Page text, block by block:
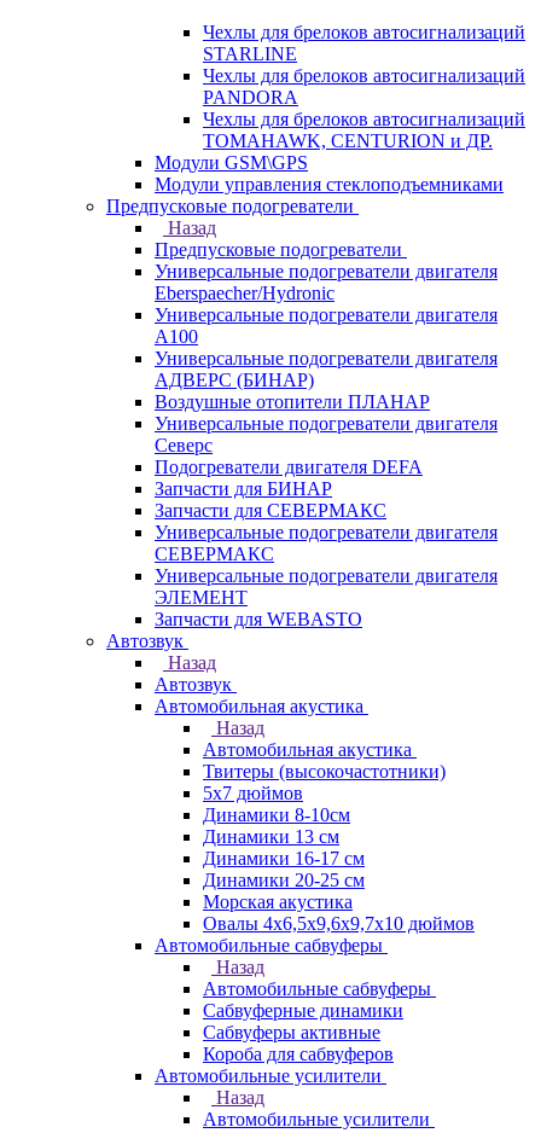
Чехлы для брелоков автосигнализаций
STARLINE
Чехлы для брелоков автосигнализаций
PANDORA
Чехлы для брелоков автосигнализаций
TOMAHAWK, CENTURION и ДР.
Модули GSM\GPS
Модули управления стеклоподъемниками
Предпусковые подогреватели
Назад
Предпусковые подогреватели
Универсальные подогреватели двигателя
Eberspaecher/Hydronic
Универсальные подогреватели двигателя
A100
Универсальные подогреватели двигателя
АДВЕРС (БИНАР)
Воздушные отопители ПЛАНАР
Универсальные подогреватели двигателя
Северс
Подогреватели двигателя DEFA
Запчасти для БИНАР
Запчасти для СЕВЕРМАКС
Универсальные подогреватели двигателя
СЕВЕРМАКС
Универсальные подогреватели двигателя
ЭЛЕМЕНТ
Запчасти для WEBASTO
Автозвук
Назад
Автозвук
Автомобильная акустика
Назад
Автомобильная акустика
Твитеры (высокочастотники)
5x7 дюймов
Динамики 8-10см
Динамики 13 см
Динамики 16-17 см
Динамики 20-25 см
Морская акустика
Овалы 4х6,5х9,6x9,7х10 дюймов
Автомобильные сабвуферы
Назад
Автомобильные сабвуферы
Сабвуферные динамики
Сабвуферы активные
Короба для сабвуферов
Автомобильные усилители
Назад
Автомобильные усилители